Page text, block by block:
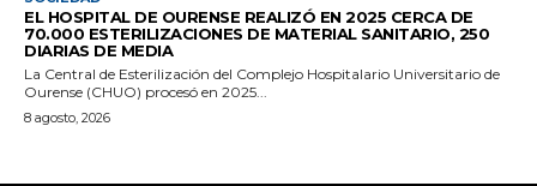
EL HOSPITAL DE OURENSE REALIZÓ EN 2025 CERCA DE
70.000 ESTERILIZACIONES DE MATERIAL SANITARIO, 250
DIARIAS DE MEDIA
La Central de Esterilización del Complejo Hospitalario Universitario de
Ourense (CHUO) procesó en 2025...
8 agosto, 2026